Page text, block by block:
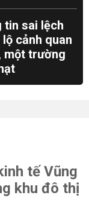
tin sai lệch
cảnh quan
một trường
tế Vũng
khu đô thị